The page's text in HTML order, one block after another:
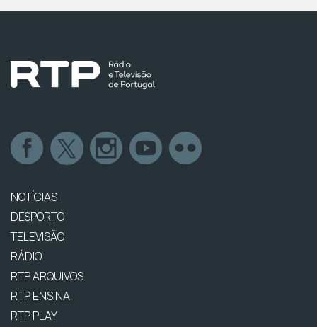
NOTÍCIAS
DESPORTO
TELEVISÃO
RÁDIO
RTP ARQUIVOS
RTP ENSINA
RTP PLAY